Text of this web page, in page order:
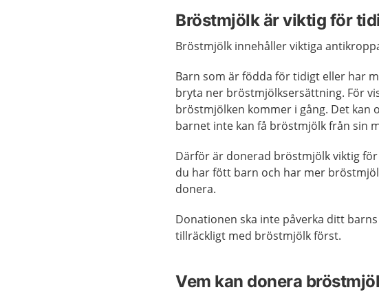
Bröstmjölk är viktig för
Bröstmjölk innehåller viktiga
Barn som är födda för tidigt eller har
bryta ner bröstmjölksersättning. För
bröstmjölken kommer i gång. Det kan
barnet inte kan få bröstmjölk från sin
Därför är donerad bröstmjölk viktig
du har fött barn och har mer
donera.
Donationen ska inte påverka ditt
tillräckligt med bröstmjölk först.
Vem kan donera